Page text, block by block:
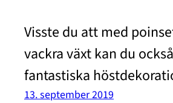
Visste du att med
vackra växt kan du
fantastiska
13. september 2019